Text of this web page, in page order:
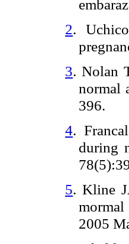
2.
3. Nolan
normal
396.
4.
during
5. Kline
2005